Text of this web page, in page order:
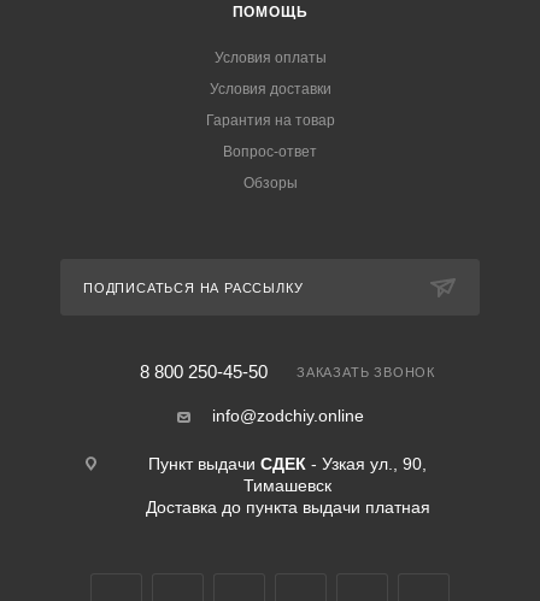
ПОМОЩЬ
Условия оплаты
Условия доставки
Гарантия на товар
Вопрос-ответ
Обзоры
ПОДПИСАТЬСЯ НА РАССЫЛКУ
8 800 250-45-50 ЗАКАЗАТЬ ЗВОНОК
info@zodchiy.online
Пункт выдачи СДЕК - Узкая ул., 90,
Тимашевск
Доставка до пункта выдачи платная